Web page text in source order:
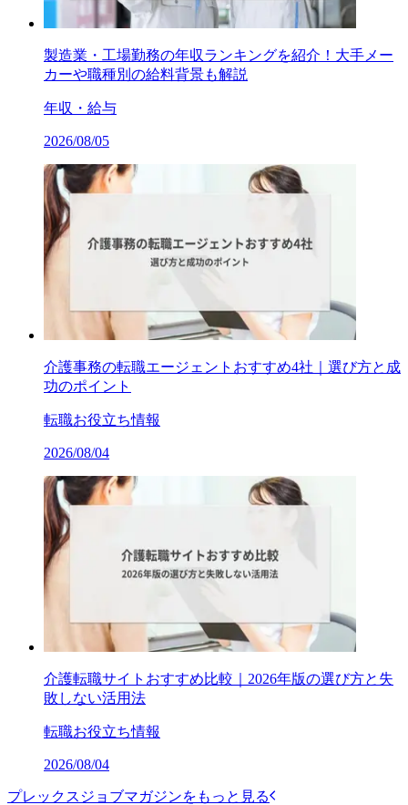
製造業・工場勤務の年収ランキングを紹介！大手メー
カーや職種別の給料背景も解説
年収・給与
2026/08/05
介護事務の転職エージェントおすすめ4社｜選び方と成
功のポイント
転職お役立ち情報
2026/08/04
介護転職サイトおすすめ比較｜2026年版の選び方と失
敗しない活用法
転職お役立ち情報
2026/08/04
プレックスジョブマガジンをもっと見る